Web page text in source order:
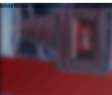
White Winter